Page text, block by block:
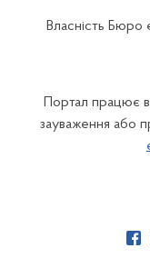
Власність Бюро
Портал працює
зауваження або